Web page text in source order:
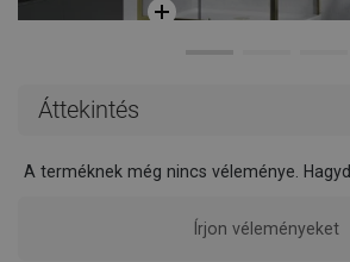
Áttekintés
A terméknek még nincs véleménye.
Írjon véleményeket